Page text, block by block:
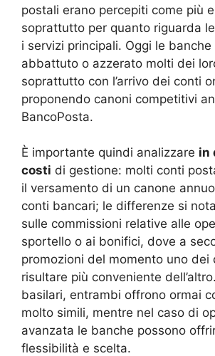
postali erano percepiti come più
soprattutto per quanto riguarda
i servizi principali. Oggi le banche
abbattuto o azzerato molti dei
soprattutto con l’arrivo dei conti
proponendo canoni competitivi
BancoPosta.
È importante quindi analizzare in
costi di gestione: molti conti
il versamento di un canone
conti bancari; le differenze si
sulle commissioni relative alle
sportello o ai bonifici, dove a
promozioni del momento uno dei
risultare più conveniente
basilari, entrambi offrono ormai
molto simili, mentre nel caso di
avanzata le banche possono
flessibilità e scelta.